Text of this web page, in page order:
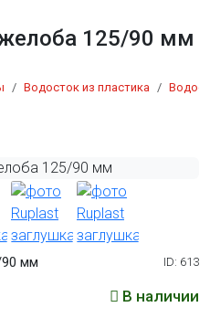
125/90 мм
Водосток из пластика
мм ID: 613
В наличии